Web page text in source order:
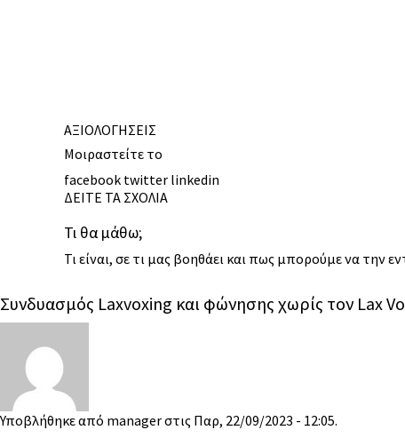
ΑΞΙΟΛΟΓΗΣΕΙΣ
Μοιραστείτε το
facebook twitter linkedin
ΔΕΙΤΕ ΤΑ ΣΧΟΛΙΑ
Τι θα μάθω;
Τι είναι, σε τι μας βοηθάει και πως μπορούμε να την
Συνδυασμός Laxvoxing και φώνησης χωρίς τον Lax
Υποβλήθηκε από managerστις Παρ, 22/09/2023 - 12:05.